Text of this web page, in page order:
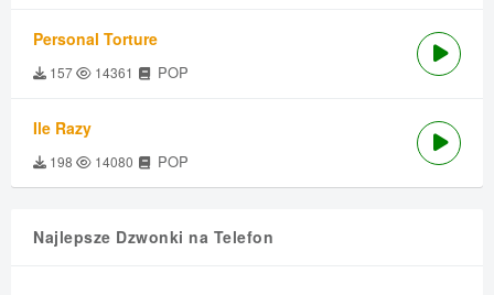
Personal Torture
157 14361 POP
Ile Razy
198 14080 POP
Najlepsze Dzwonki na Telefon